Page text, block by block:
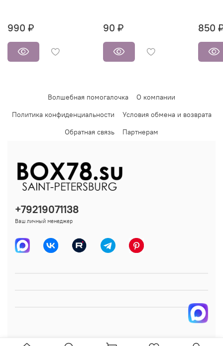
990 ₽ 90 ₽ 850
Волшебная помогалочка
О компании
Политика конфиденциальности
Условия обмена и возврата
Обратная связь
Партнерам
+79219071138
Ваш личный менеджер